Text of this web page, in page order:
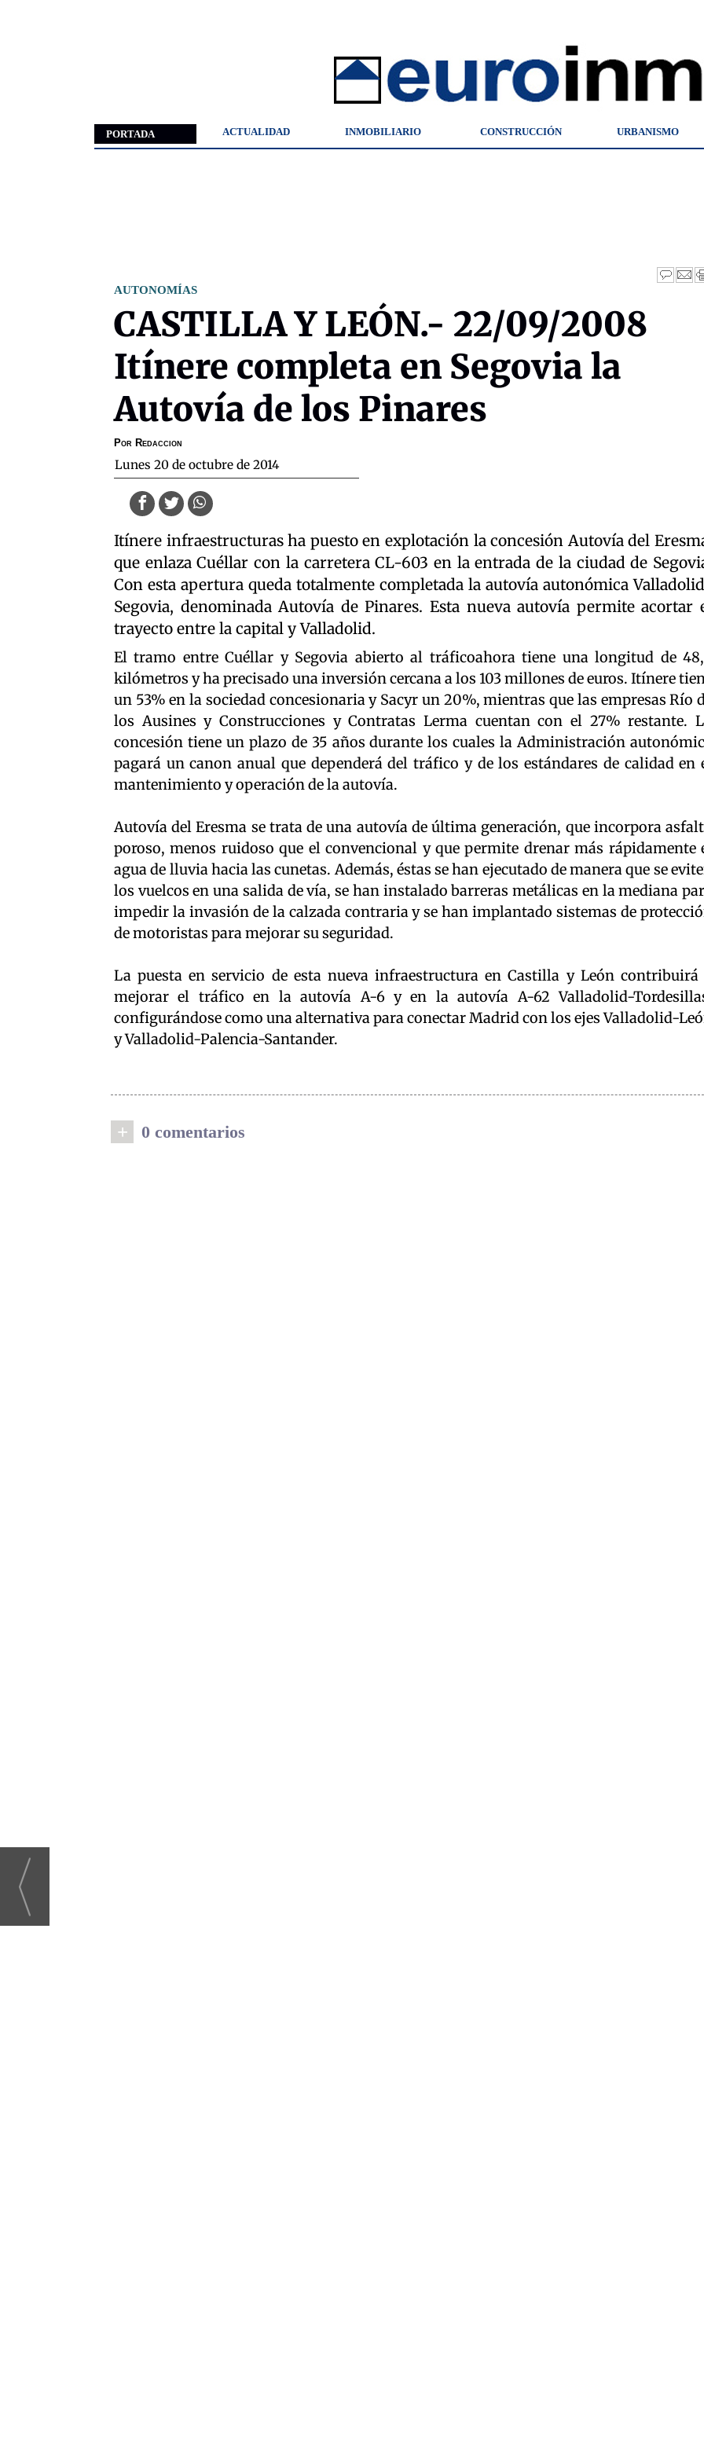
PORTADA ACTUALIDAD INMOBILIARIO CONSTRUCCIÓN URBANISMO
AUTONOMÍAS
CASTILLA Y LEÓN.- 22/09/2008
Itínere completa en Segovia la
Autovía de los Pinares
Por Redaccion
lunes 20 de octubre de 2014
Itínere infraestructuras ha puesto en explotación la concesión Autovía del
que enlaza Cuéllar con la carretera CL-603 en la entrada de la ciudad de
Con esta apertura queda totalmente completada la autovía autonómica
Segovia, denominada Autovía de Pinares. Esta nueva autovía permite acortar
trayecto entre la capital y Valladolid.
El tramo entre Cuéllar y Segovia abierto al tráficoahora tiene una longitud de
kilómetros y ha precisado una inversión cercana a los 103 millones de euros. Itínere
un 53% en la sociedad concesionaria y Sacyr un 20%, mientras que las empresas Río
los Ausines y Construcciones y Contratas Lerma cuentan con el 27% restante.
concesión tiene un plazo de 35 años durante los cuales la Administración
pagará un canon anual que dependerá del tráfico y de los estándares de calidad en
mantenimiento y operación de la autovía.
Autovía del Eresma se trata de una autovía de última generación, que incorpora
poroso, menos ruidoso que el convencional y que permite drenar más rápidamente
agua de lluvia hacia las cunetas. Además, éstas se han ejecutado de manera que se
los vuelcos en una salida de vía, se han instalado barreras metálicas en la mediana
impedir la invasión de la calzada contraria y se han implantado sistemas de
de motoristas para mejorar su seguridad.
La puesta en servicio de esta nueva infraestructura en Castilla y León contribuirá
mejorar el tráfico en la autovía A-6 y en la autovía A-62 Valladolid-
configurándose como una alternativa para conectar Madrid con los ejes Valladolid-
y Valladolid-Palencia-Santander.
+ 0 comentarios